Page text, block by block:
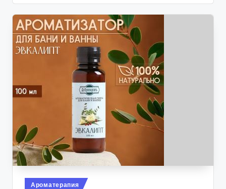
Опубликовано
Ароматерапия